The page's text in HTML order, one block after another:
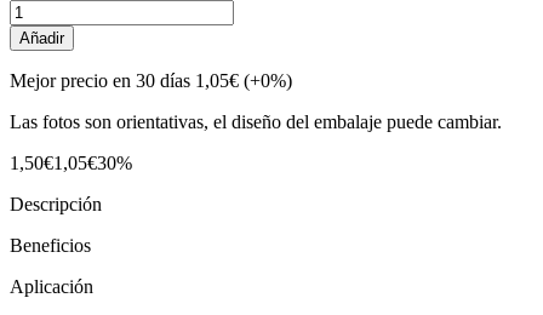
Añadir
Mejor precio en 30 días 1,05€ (+0%)
Las fotos son orientativas, el diseño del embalaje puede cambiar.
1,50€1,05€30%
Descripción
Beneficios
Aplicación